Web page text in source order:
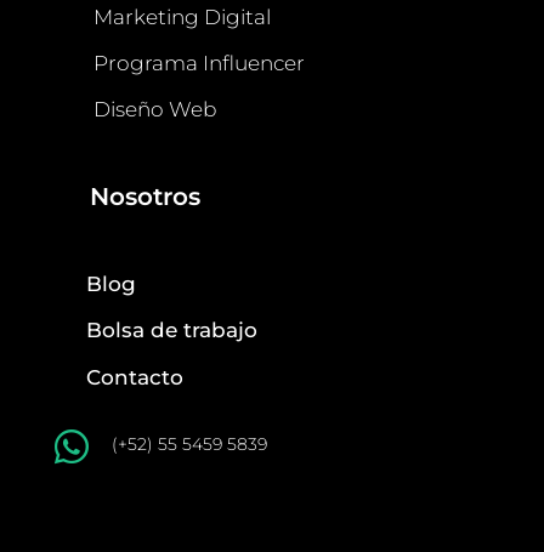
Marketing Digital
Programa Influencer
Diseño Web
Nosotros
Blog
Bolsa de trabajo
Contacto
 (+52) 55 5459 5839